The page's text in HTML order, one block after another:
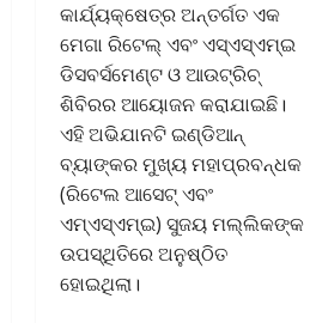
କାର୍ଯ୍ୟକ୍ଷେତ୍ର ଅନ୍ତର୍ଗତ ଏକ
ମେଗା ରିଟେଲ୍‌ ଏବଂ ଏସ୍ଏସ୍ଏମ୍‌ଇ
ଡିସବର୍ସମେଣ୍ଟ ଓ ଆଉଟ୍‌ରିଚ୍
ଶିବିରର ଆୟୋଜନ କରାଯାଇଛି।
ଏହି ଅଭିଯାନଟି ଇଣ୍ଡିଆନ୍
ବ୍ୟାଙ୍କର ମୁଖ୍ୟ ମହାପ୍ରବନ୍ଧକ
(ରିଟେଲ ଆସେଟ୍ ଏବଂ
ଏମ୍ଏସ୍ଏମ୍‌ଇ) ସୁଜୟ ମଲ୍ଲିକଙ୍କ
ଉପସ୍ଥିତିରେ ଅନୁଷ୍ଠିତ
ହୋଇଥିଲା।